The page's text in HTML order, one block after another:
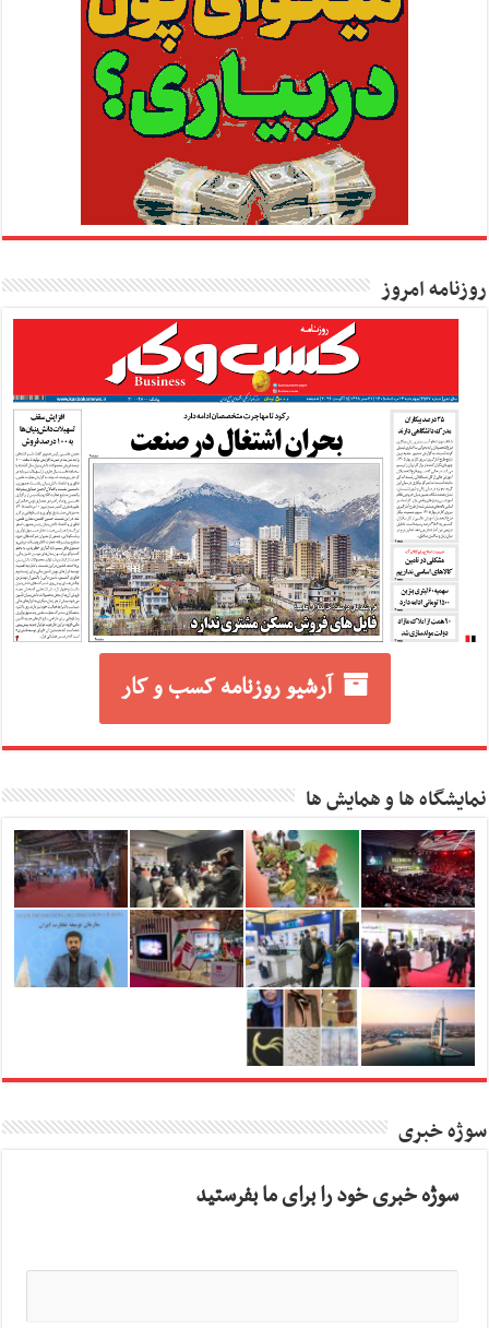
روزنامه امروز
آرشیو روزنامه کسب و کار
نمایشگاه ها و همایش ها
سوژه خبری
سوژه خبری خود را برای ما بفرستید